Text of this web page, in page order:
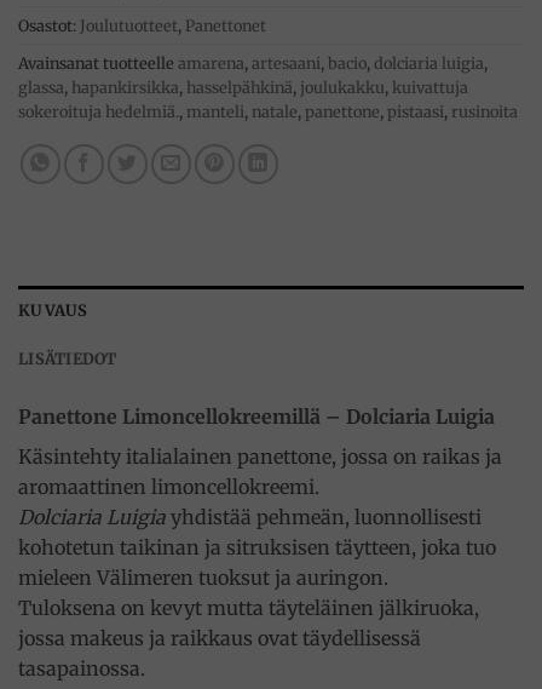
Osastot: Joulutuotteet, Panettonet
Avainsanat tuotteelle amarena, artesaani, bacio, dolciaria luigia,
glassa, hapankirsikka, hasselpähkinä, joulukakku, kuivattuja
sokeroituja hedelmiä., manteli, natale, panettone, pistaasi, rusinoita
KUVAUS
LISÄTIEDOT
Panettone Limoncellokreemillä – Dolciaria Luigia
Käsintehty italialainen panettone, jossa on raikas ja
aromaattinen limoncellokreemi.
Dolciaria Luigia yhdistää pehmeän, luonnollisesti
kohotetun taikinan ja sitruksisen täytteen, joka tuo
mieleen Välimeren tuoksut ja auringon.
Tuloksena on kevyt mutta täyteläinen jälkiruoka,
jossa makeus ja raikkaus ovat täydellisessä
tasapainossa.